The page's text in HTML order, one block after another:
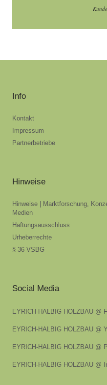
Info
Kontakt
Impressum
Partnerbetriebe
Hinweise
Hinweise | Marktforschung,
Medien
Haftungsausschluss
Urheberrechte
§ 36 VSBG
Social Media
EYRICH-HALBIG HOLZBAU @
EYRICH-HALBIG HOLZBAU @
EYRICH-HALBIG HOLZBAU @
EYRICH-HALBIG HOLZBAU @